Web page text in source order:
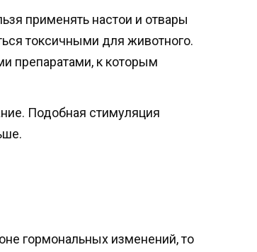
применять настои и отвары
токсичными для животного.
препаратами, к которым
Подобная стимуляция
гормональных изменений, то